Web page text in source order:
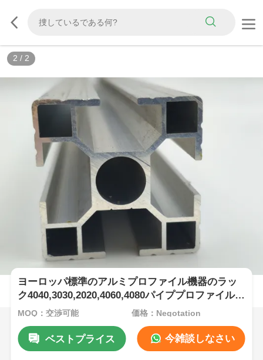
2 / 2
ヨーロッパ標準のアルミプロファイル機器のラッ
ク4040,3030,2020,4060,4080パイププロファイルワ
ークベンチ
MOQ：交渉可能 価格：Negotation
ベストプライス 今雑談しなさい